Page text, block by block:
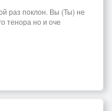
раз поклон. Вы (Ты) не
тенора но и оче